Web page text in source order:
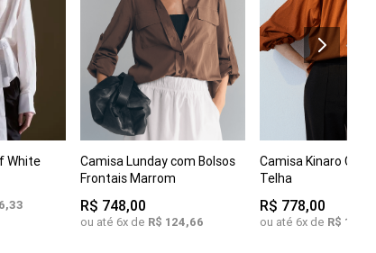
COMPRAR
White
,33
PP P M COMPRAR
Camisa Lunday com Bolsos
Frontais Marrom
R$ 748,00
ou até 6x de R$ 124,66
PP
M G
Camisa Kinaro Com
Telha
R$ 778,00
ou até 6x de R$ 129